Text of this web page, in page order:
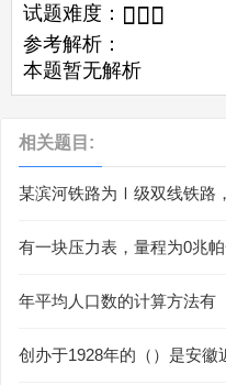
试题难度：   
参考解析：
本题暂无解析
相关题目:
某滨河铁路为Ⅰ级双线铁路
5m，波浪侵袭高为0.4m，
高度为0.6m。如采用非渗水
有一块压力表，量程为0兆
读数为20．12兆帕。求这块
格？
年平均人口数的计算方法有
创办于1928年的（）是安徽